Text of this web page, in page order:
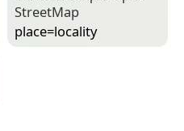
Street­Map
place=­locality